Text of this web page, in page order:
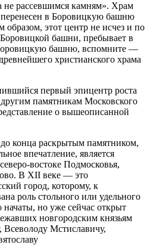
не рассевшимся камням». Храм
в Боровицкую башню
этот центр не исчез и по
башни, пребывает в
башню, вспомните —
христианского храма
первый эпицентр роста
памятникам Московского
о вышеописанной
конца раскрытым памятником,
впечатление, является
востоке Подмосковья,
В XII веке — это
город, которому, к
роль стольного или удельного
начаты, но уже сейчас открыт
новгородским князьям
Мстиславичу,